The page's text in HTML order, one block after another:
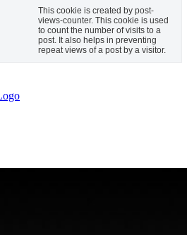
This cookie is created by post-
views-counter. This cookie is used
to count the number of visits to a
post. It also helps in preventing
repeat views of a post by a visitor.